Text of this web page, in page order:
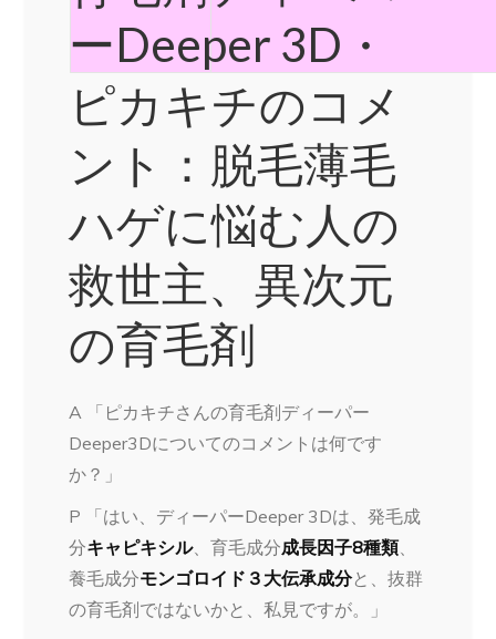
ーDeeper 3D・
ピカキチのコメ
ント：脱毛薄毛
ハゲに悩む人の
救世主、異次元
の育毛剤
A 「ピカキチさんの育毛剤ディーパー
Deeper3Dについてのコメントは何です
か？」
P 「はい、ディーパーDeeper 3Dは、発毛成
分キャピキシル、育毛成分成長因子8種類、
養毛成分モンゴロイド３大伝承成分と、抜群
の育毛剤ではないかと、私見ですが。」